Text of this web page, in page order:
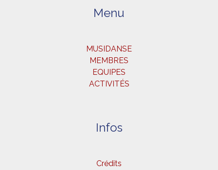
Menu
MUSIDANSE
MEMBRES
EQUIPES
ACTIVITÉS
Infos
Crédits